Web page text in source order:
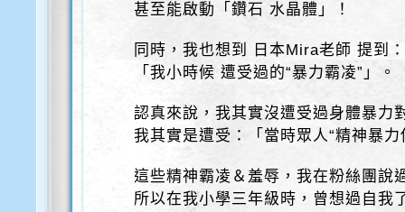
甚至能啟動「鑽石 水晶體」！
同時，我也想到 日本Mira老師 提到
「我小時候 遭受過的“暴力霸凌”」。
認真來說，我其實沒遭受過身體暴力
我其實是遭受：「當時眾人“精神暴力
這些精神霸凌＆羞辱，我在粉絲團說
所以在我小學三年級時，曾想過自我